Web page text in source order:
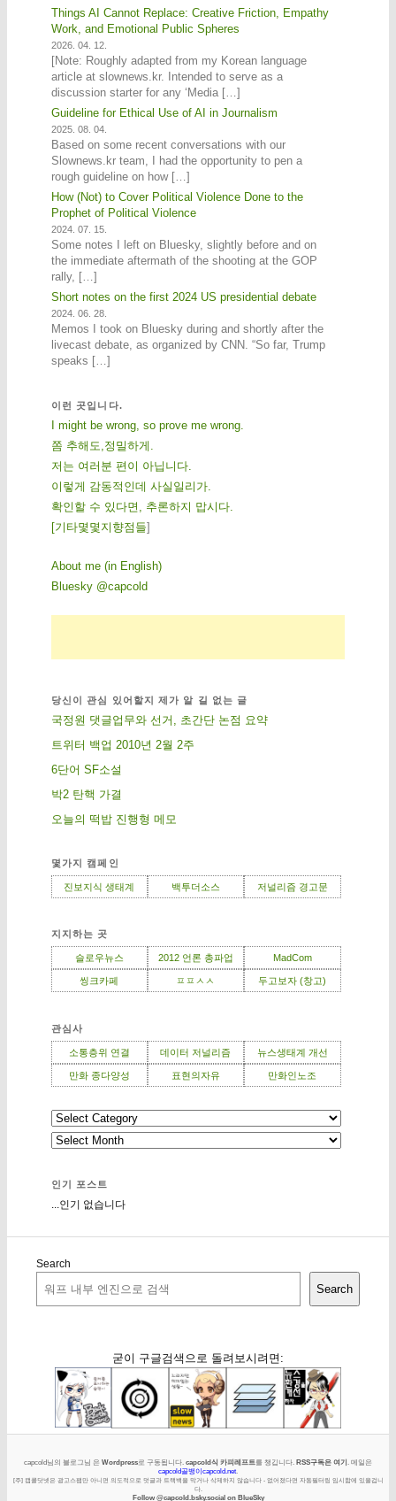
Things AI Cannot Replace: Creative Friction, Empathy
Work, and Emotional Public Spheres
2026. 04. 12.
[Note: Roughly adapted from my Korean language
article at slownews.kr. Intended to serve as a
discussion starter for any ‘Media […]
Guideline for Ethical Use of AI in Journalism
2025. 08. 04.
Based on some recent conversations with our
Slownews.kr team, I had the opportunity to pen a
rough guideline on how […]
How (Not) to Cover Political Violence Done to the
Prophet of Political Violence
2024. 07. 15.
Some notes I left on Bluesky, slightly before and on
the immediate aftermath of the shooting at the GOP
rally, […]
Short notes on the first 2024 US presidential debate
2024. 06. 28.
Memos I took on Bluesky during and shortly after the
livecast debate, as organized by CNN. “So far, Trump
speaks […]
이런 곳입니다.
I might be wrong, so prove me wrong.
쫌 추해도,정밀하게.
저는 여러분 편이 아닙니다.
이렇게 감동적인데 사실일리가.
확인할 수 있다면, 추론하지 맙시다.
[기 타몇 몇 지 향점 들]
About me (in English)
Bluesky @capcold
당신이 관심 있어할지 제가 알 길 없는 글
국정원 댓글업무와 선거, 초간단 논점 요약
트위터 백업 2010년 2월 2주
6단어 SF소설
박2 탄핵 가결
오늘의 떡밥 진행형 메모
몇가지 캠페인
진보지식 생태계 백투더소스 저널리즘 경고문
지지하는 곳
슬로우뉴스 2012 언론 총파업 MadCom
씽크카페 ㅍㅍㅅㅅ 두고보자 (창고)
관심사
소통층위 연결 데이터 저널리즘 뉴스생태계 개선
만화 종다양성 표현의자유 만화인노조
인기 포스트
...인기 없습니다
Search
Search
굳이 구글검색으로 돌려보시려면:
capcold님의 블로그님 은 Wordpress로 구동됩니다. capcold식 카피레프트를 챙깁니다. RSS구독은 여기 . 메일은
capcold골뱅이capcold.net
[주] 캡콜닷넷은 광고스팸만 아니면 의도적으로 덧글과 트랙백을 막거나 삭제하지 않습니다 - 없어졌다면 자동필터링 임시함에 있을겁니
다.
Follow @capcold.bsky.social on BlueSky